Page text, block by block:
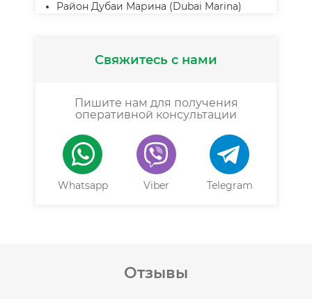
Район Дубаи Марина (Dubai Marina)
Свяжитесь с нами
Пишите нам для получения
оперативной консультации
Whatsapp Viber Telegram
Отзывы